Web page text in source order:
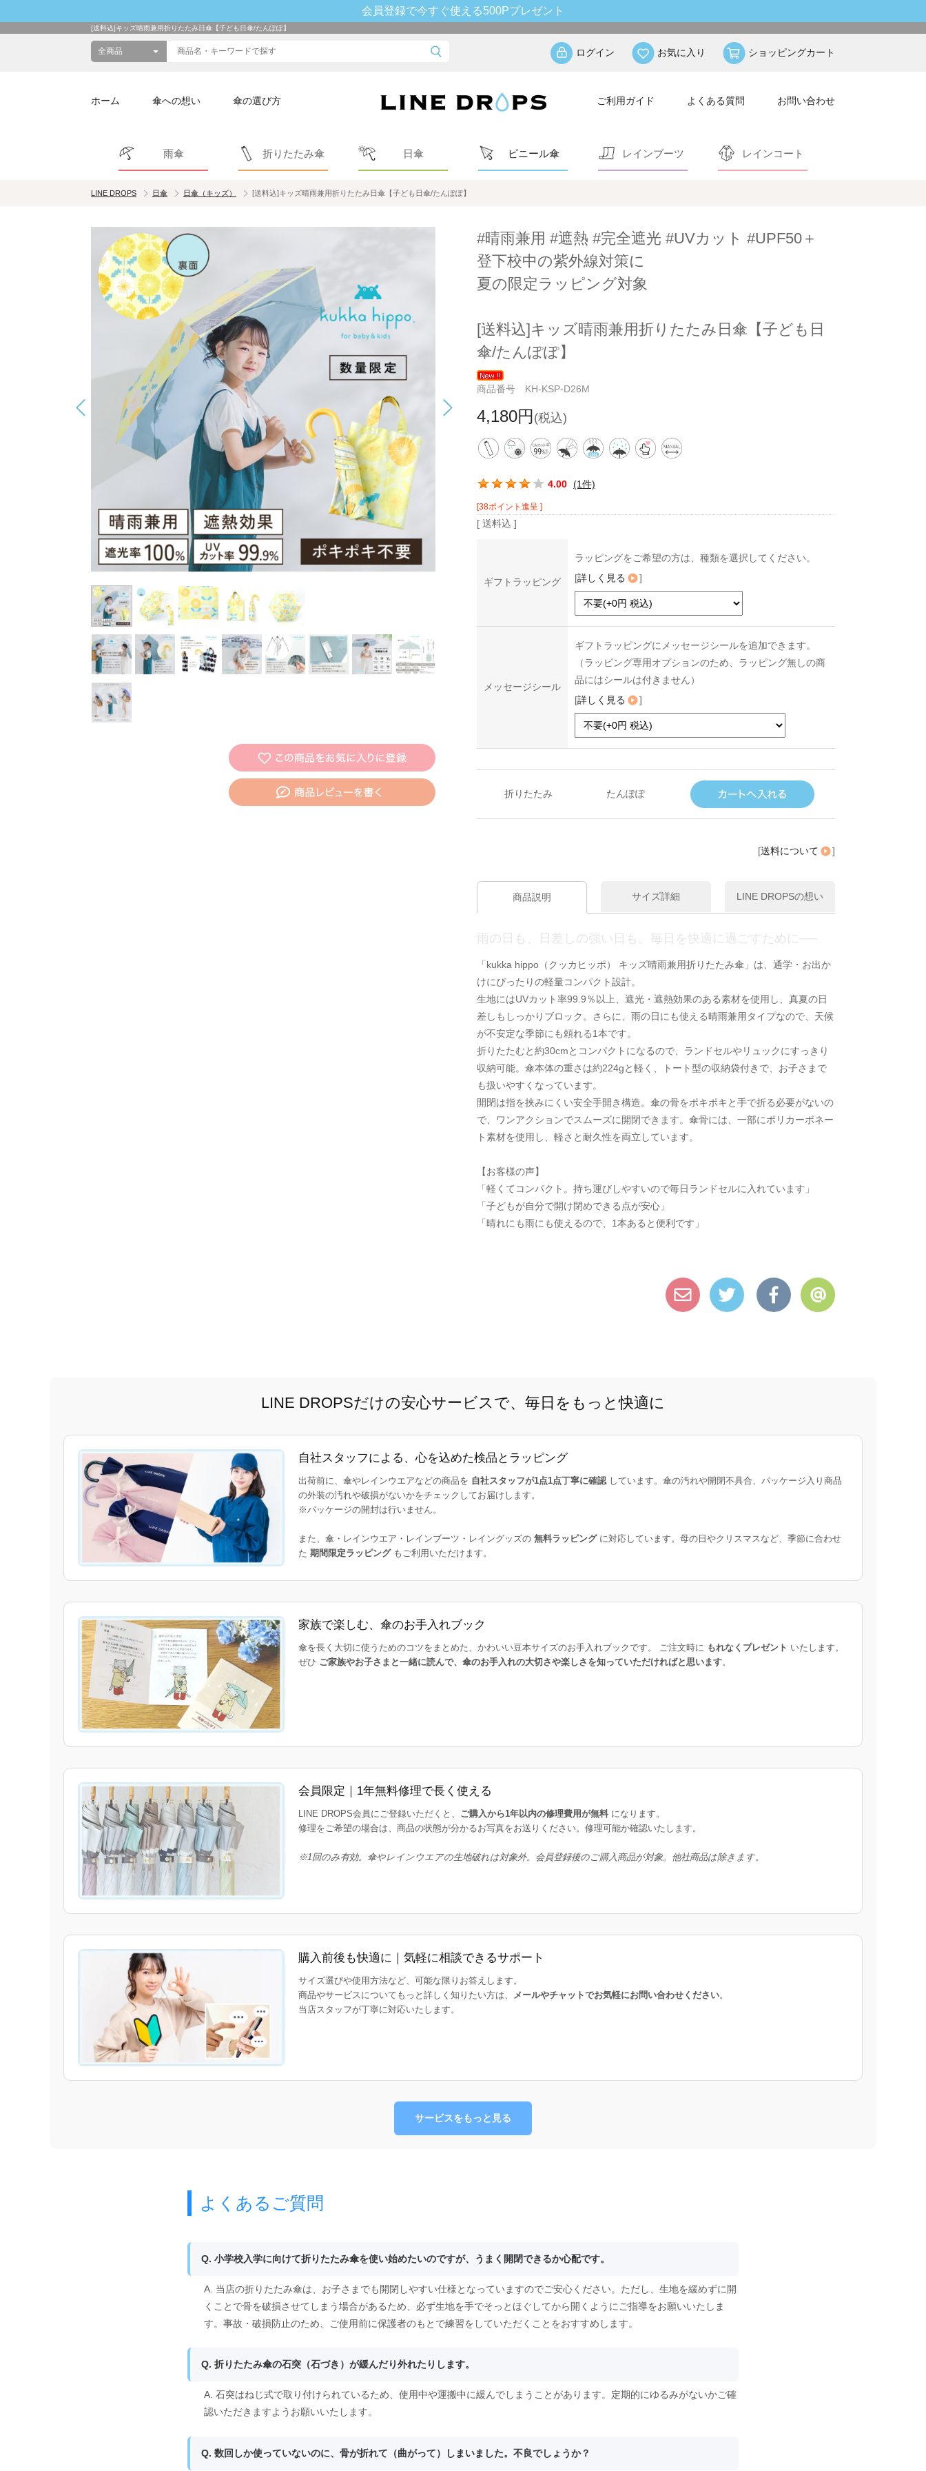
会員登録で今すぐ使える500Pプレゼント
[送料込]キッズ晴雨兼用折りたたみ日傘【子ども日傘/たんぽぽ】
ログイン お気に入り ショッピングカート
ホーム 傘への想い 傘の選び方 ご利用ガイド よくある質問 お問い合わせ
雨傘 折りたたみ傘 日傘 ビニール傘 レインブーツ レインコート
LINE DROPS 日傘 日傘（キッズ） [送料込]キッズ晴雨兼用折りたたみ日傘【子ども日傘/たんぽぽ】
#晴雨兼用 #遮熱 #完全遮光 #UVカット #UPF50＋
登下校中の紫外線対策に
夏の限定ラッピング対象
[送料込]キッズ晴雨兼用折りたたみ日傘【子ども日
傘/たんぽぽ】
商品番号 KH-KSP-D26M
4,180円 (税込)
この商品の平均評価： 4.00 (1件)
[38ポイント進呈 ]
[ 送料込 ]
ギフトラッピング
ラッピングをご希望の方は、種類を選択してください。
[詳しく見る ]
メッセージシール
ギフトラッピングにメッセージシールを追加できます。
（ラッピング専用オプションのため、ラッピング無しの商
品にはシールは付きません）
[詳しく見る ]
折りたたみ たんぽぽ
[送料について ]
商品説明 サイズ詳細 LINE DROPSの想い
雨の日も、日差しの強い日も。毎日を快適に過ごすために──
「kukka hippo（クッカヒッポ） キッズ晴雨兼用折りたたみ傘」は、通学・お出か
けにぴったりの軽量コンパクト設計。
生地にはUVカット率99.9％以上、遮光・遮熱効果のある素材を使用し、真夏の日
差しもしっかりブロック。さらに、雨の日にも使える晴雨兼用タイプなので、天候
が不安定な季節にも頼れる1本です。
折りたたむと約30cmとコンパクトになるので、ランドセルやリュックにすっきり
収納可能。傘本体の重さは約224gと軽く、トート型の収納袋付きで、お子さまで
も扱いやすくなっています。
開閉は指を挟みにくい安全手開き構造。傘の骨をポキポキと手で折る必要がないの
で、ワンアクションでスムーズに開閉できます。傘骨には、一部にポリカーボネー
ト素材を使用し、軽さと耐久性を両立しています。
【お客様の声】
「軽くてコンパクト。持ち運びしやすいので毎日ランドセルに入れています」
「子どもが自分で開け閉めできる点が安心」
「晴れにも雨にも使えるので、1本あると便利です」
LINE DROPSだけの安心サービスで、毎日をもっと快適に
自社スタッフによる、心を込めた検品とラッピング
出荷前に、傘やレインウエアなどの商品を 自社スタッフが1点1点丁寧に確認しています。傘の汚れや開閉不具合、パッケージ入り商品
の外装の汚れや破損がないかをチェックしてお届けします。
※パッケージの開封は行いません。
また、傘・レインウエア・レインブーツ・レイングッズの 無料ラッピングに対応しています。母の日やクリスマスなど、季節に合わせ
た 期間限定ラッピングもご利用いただけます。
家族で楽しむ、傘のお手入れブック
傘を長く大切に使うためのコツをまとめた、かわいい豆本サイズのお手入れブックです。 ご注文時に もれなくプレゼント いたします。
ぜひ ご家族やお子さまと一緒に読んで、傘のお手入れの大切さや楽しさを知っていただければと思います。
会員限定｜1年無料修理で長く使える
LINE DROPS会員にご登録いただくと、 ご購入から1年以内の修理費用が無料になります。
修理をご希望の場合は、商品の状態が分かるお写真をお送りください。修理可能か確認いたします。
※1回のみ有効。傘やレインウエアの生地破れは対象外。会員登録後のご購入商品が対象。他社商品は除きます。
購入前後も快適に｜気軽に相談できるサポート
サイズ選びや使用方法など、可能な限りお答えします。
商品やサービスについてもっと詳しく知りたい方は、 メールやチャットでお気軽にお問い合わせください。
当店スタッフが丁寧に対応いたします。
サービスをもっと見る
よくあるご質問
Q. 小学校入学に向けて折りたたみ傘を使い始めたいのですが、うまく開閉できるか心配です。
A. 当店の折りたたみ傘は、お子さまでも開閉しやすい仕様となっていますのでご安心ください。ただし、生地を緩めずに開
くことで骨を破損させてしまう場合があるため、必ず生地を手でそっとほぐしてから開くようにご指導をお願いいたしま
す。事故・破損防止のため、ご使用前に保護者のもとで練習をしていただくことをおすすめします。
Q. 折りたたみ傘の石突（石づき）が緩んだり外れたりします。
A. 石突はねじ式で取り付けられているため、使用中や運搬中に緩んでしまうことがあります。定期的にゆるみがないかご確
認いただきますようお願いいたします。
Q. 数回しか使っていないのに、骨が折れて（曲がって）しまいました。不良でしょうか？